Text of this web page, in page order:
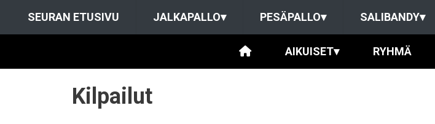
SEURAN ETUSIVU JALKAPALLO▾ PESÄPALLO▾ SALIBANDY▾
AIKUISET▾ RYHMÄ
Kilpailut